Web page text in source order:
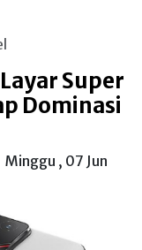
Super
Dominasi
Minggu , 07 Jun